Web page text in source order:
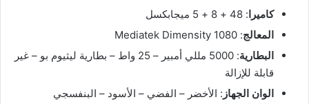
كاميرا: 48 + 8 + 5 ميجابكسل
المعالج: Mediatek Dimensity 1080
البطارية
: 5000 مللي أمبير – 25 واط – بطارية ليثيوم بو – غير
قابلة للإزالة
الوان الجهاز : الأخضر – الفضي – الأسود – البنفسجي